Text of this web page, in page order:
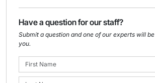
Have a question for our staff?
Submit a question and one of our experts will
you.